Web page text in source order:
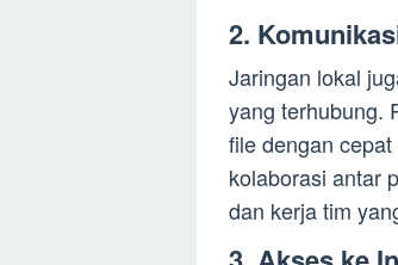
2.
Jaringan lokal
yang terhubung.
file dengan
kolaborasi antar
dan kerja tim